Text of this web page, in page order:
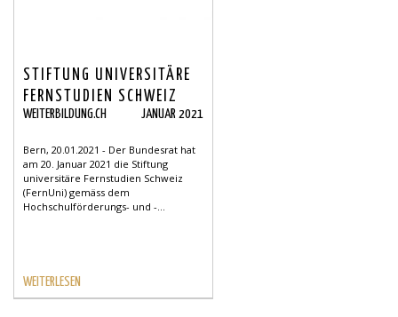
STIFTUNG UNIVERSITÄRE
FERNSTUDIEN SCHWEIZ
VOM BUND ALS
BESTÄTIGT
WEITERBILDUNG.CH JANUAR 2021
Bern, 20.01.2021 - Der Bundesrat hat
am 20. Januar 2021 die Stiftung
universitäre Fernstudien Schweiz
(FernUni) gemäss dem
Hochschulförderungs- und -...
WEITERLESEN